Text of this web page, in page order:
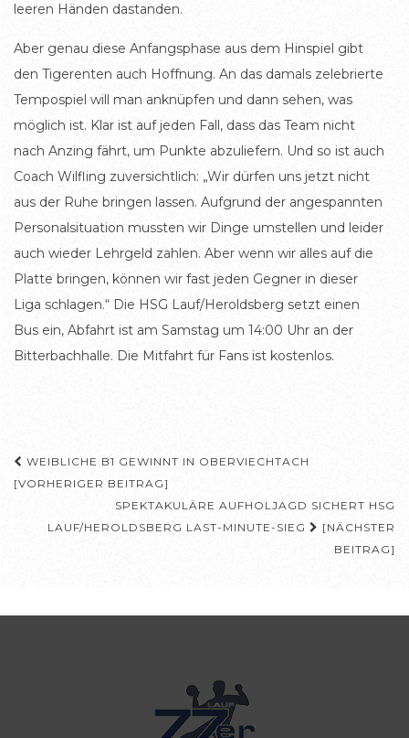
leeren Händen dastanden.
Aber genau diese Anfangsphase aus dem Hinspiel gibt
den Tigerenten auch Hoffnung. An das damals zelebrierte
Tempospiel will man anknüpfen und dann sehen, was
möglich ist. Klar ist auf jeden Fall, dass das Team nicht
nach Anzing fährt, um Punkte abzuliefern. Und so ist auch
Coach Wilfling zuversichtlich: „Wir dürfen uns jetzt nicht
aus der Ruhe bringen lassen. Aufgrund der angespannten
Personalsituation mussten wir Dinge umstellen und leider
auch wieder Lehrgeld zahlen. Aber wenn wir alles auf die
Platte bringen, können wir fast jeden Gegner in dieser
Liga schlagen.“ Die HSG Lauf/Heroldsberg setzt einen
Bus ein, Abfahrt ist am Samstag um 14:00 Uhr an der
Bitterbachhalle. Die Mitfahrt für Fans ist kostenlos.
Beitragsnavigation
WEIBLICHE B1 GEWINNT IN OBERVIECHTACH
[VORHERIGER BEITRAG]
SPEKTAKULÄRE AUFHOLJAGD SICHERT HSG
LAUF/HEROLDSBERG LAST-MINUTE-SIEG
[NÄCHSTER
BEITRAG]